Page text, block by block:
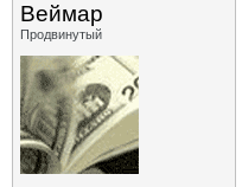
Веймар
Продвинутый